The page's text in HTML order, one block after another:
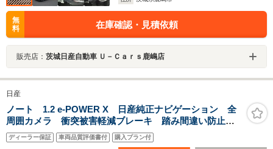
無
料
在庫確認・見積依頼
販売店： 茨城日産自動車 Ｕ－Ｃａｒｓ鹿嶋店
日産
ノート 1.2 e-POWER X 日産純正ナビゲーション 全
周囲カメラ 衝突被害軽減ブレーキ 踏み間違い防止装
置 LEDヘッドランプ ハイビームアシスト ETC オ
ートエアコン プッシュエンジンスタート
ディーラー保証 車両品質評価書付 購入プラン付